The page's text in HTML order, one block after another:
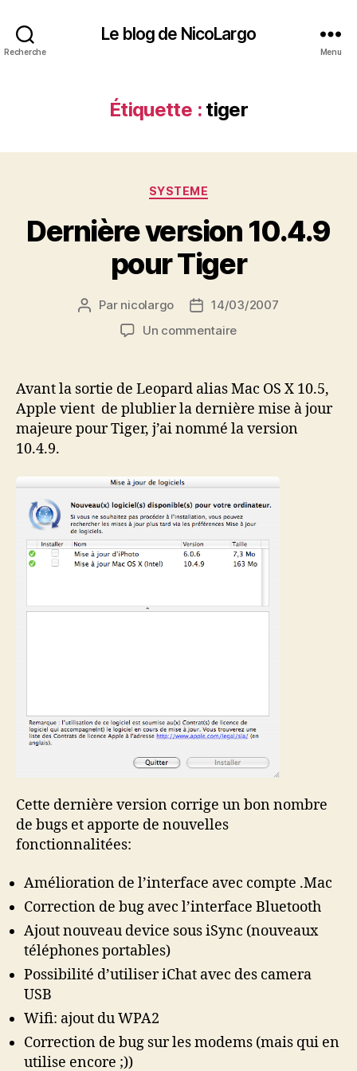
Recherche
Le blog de NicoLargo
Menu
Étiquette : tiger
Catégories
SYSTEME
Dernière version 10.4.9
pour Tiger
Auteur
l’article
Par nicolargo
Date14/03/2007
Un commentairesur
10.4.9
pour
Tiger
Avant la sortie de Leopard alias Mac OS X 10.5,
Apple vient de plublier la dernière mise à jour
majeure pour Tiger, j’ai nommé la version
10.4.9.
Cette dernière version corrige un bon nombre
de bugs et apporte de nouvelles
fonctionnalitées:
Amélioration de l’interface avec compte .Mac
Correction de bug avec l’interface Bluetooth
Ajout nouveau device sous iSync (nouveaux
téléphones portables)
Possibilité d’utiliser iChat avec des camera
USB
Wifi: ajout du WPA2
Correction de bug sur les modems (mais qui en
utilise encore ;))